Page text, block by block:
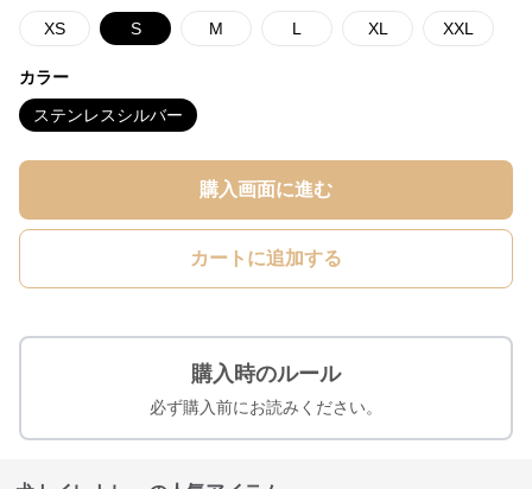
XS S M L XL XXL
カラー
ステンレスシルバー
購入画面に進む
カートに追加する
購入時のルール
必ず購入前にお読みください。